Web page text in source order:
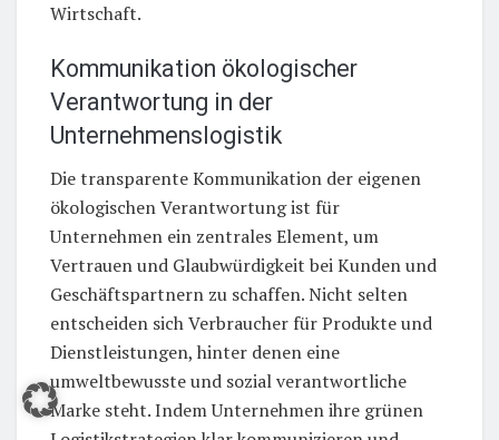
Wirtschaft.
Kommunikation ökologischer
Verantwortung in der
Unternehmenslogistik
Die transparente Kommunikation der eigenen
ökologischen Verantwortung ist für
Unternehmen ein zentrales Element, um
Vertrauen und Glaubwürdigkeit bei Kunden und
Geschäftspartnern zu schaffen. Nicht selten
entscheiden sich Verbraucher für Produkte und
Dienstleistungen, hinter denen eine
umweltbewusste und sozial verantwortliche
Marke steht. Indem Unternehmen ihre grünen